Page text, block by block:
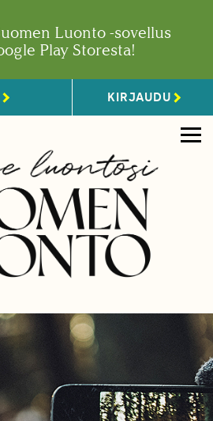
Luonto -sovellus
Play Storesta!
KIRJAUDU